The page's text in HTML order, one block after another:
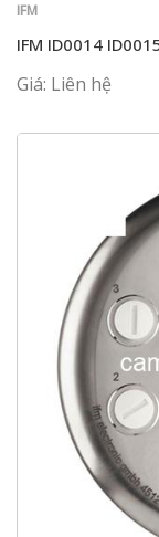
IFM
IFM ID0014
Giá: Liên hệ